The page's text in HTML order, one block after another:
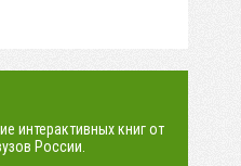
интерактивных книг от
России.